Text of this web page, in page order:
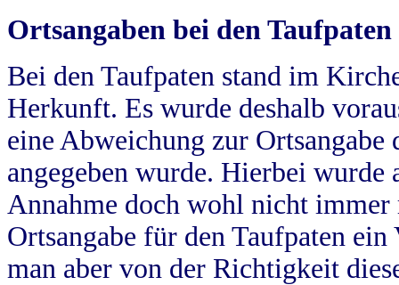
Ortsangaben bei den Taufpaten
Bei den Taufpaten stand im
Herkunft. Es wurde deshalb
eine Abweichung zur
angegeben wurde. Hierbei wurde
Annahme doch wohl nicht
Ortsangabe für den Taufpaten
man aber von der Richtigkeit